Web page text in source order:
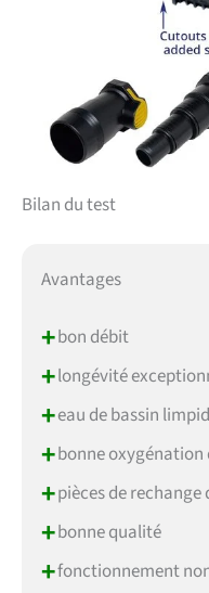
Bilan du test
Avantages
+bon débit
+longévité
+eau de bassin
+bonne oxygénation
+pièces de rechange
+bonne qualité
+fonctionnement